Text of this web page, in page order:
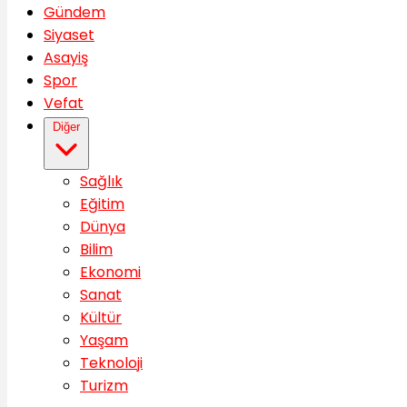
Gündem
Siyaset
Asayiş
Spor
Vefat
Diğer
Sağlık
Eğitim
Dünya
Bilim
Ekonomi
Sanat
Kültür
Yaşam
Teknoloji
Turizm